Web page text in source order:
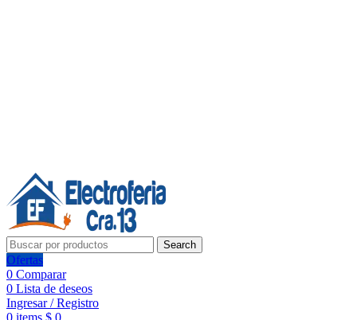
Search
Ofertas
0 Comparar
0 Lista de deseos
Ingresar / Registro
0 items $ 0